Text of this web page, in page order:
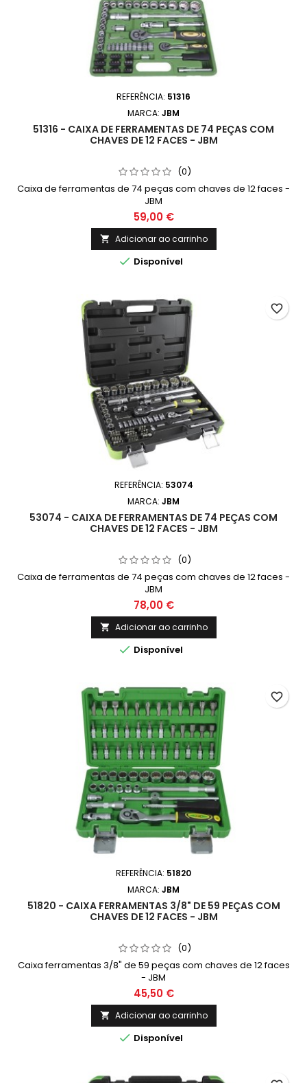
REFERÊNCIA: 51316
MARCA: JBM
51316 - CAIXA DE FERRAMENTAS DE 74 PEÇAS COM
CHAVES DE 12 FACES - JBM
(0)
Caixa de ferramentas de 74 peças com chaves de 12 faces -
JBM
59,00 €
 Adicionar ao carrinho
 Disponível
REFERÊNCIA: 53074
MARCA: JBM
53074 - CAIXA DE FERRAMENTAS DE 74 PEÇAS COM
CHAVES DE 12 FACES - JBM
(0)
Caixa de ferramentas de 74 peças com chaves de 12 faces -
JBM
78,00 €
 Adicionar ao carrinho
 Disponível
favorite_border
REFERÊNCIA: 51820
MARCA: JBM
51820 - CAIXA FERRAMENTAS 3/8" DE 59 PEÇAS COM
CHAVES DE 12 FACES - JBM
(0)
Caixa ferramentas 3/8" de 59 peças com chaves de 12 faces
- JBM
45,50 €
 Adicionar ao carrinho
 Disponível
favorite_border